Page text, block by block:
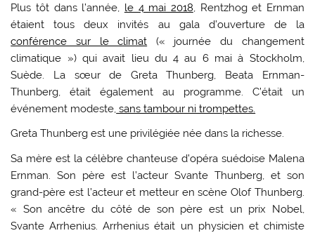
Plus tôt dans l’année, le 4 mai 2018, Rentzhog et Ernman
étaient tous deux invités au gala d’ouverture de la
conférence sur le climat (« journée du changement
climatique ») qui avait lieu du 4 au 6 mai à Stockholm,
Suède. La sœur de Greta Thunberg, Beata Ernman-
Thunberg, était également au programme. C’était un
événement modeste, sans tambour ni trompettes.
Greta Thunberg est une privilégiée née dans la richesse.
Sa mère est la célèbre chanteuse d’opéra suédoise Malena
Ernman. Son père est l’acteur Svante Thunberg, et son
grand-père est l’acteur et metteur en scène Olof Thunberg.
« Son ancêtre du côté de son père est un prix Nobel,
Svante Arrhenius. Arrhenius était un physicien et chimiste